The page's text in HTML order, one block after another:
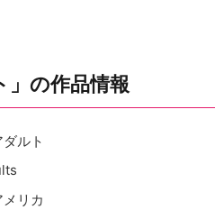
」の作品情報
ルト
リカ